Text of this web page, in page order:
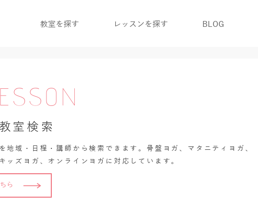
教室を探す レッスンを探す BLOG
室検索
地域・日程・講師から検索できます。骨盤ヨガ、マタニティヨガ、
ッズヨガ、オンラインヨガに対応しています。
ら